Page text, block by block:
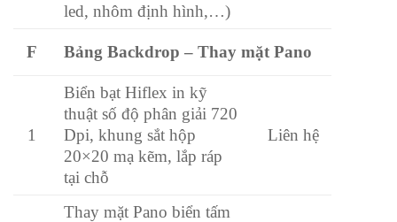
led, nhôm định hình,…)
F Bảng Backdrop – Thay mặt Pano
1
Biển bạt Hiflex in kỹ
thuật số độ phân giải 720
Dpi, khung sắt hộp
20×20 mạ kẽm, lắp ráp
tại chỗ
Liên hệ
Thay mặt Pano biển tấm